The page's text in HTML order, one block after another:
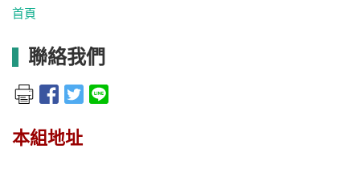
首頁
聯絡我們
本組地址